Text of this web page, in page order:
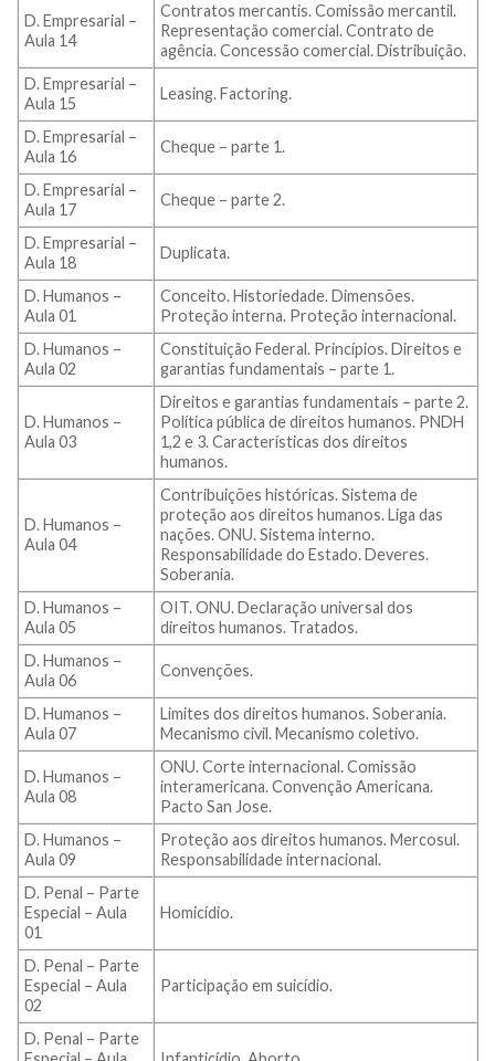
D. Empresarial –
Aula 14
Contratos mercantis. Comissão mercantil.
Representação comercial. Contrato de
agência. Concessão comercial. Distribuição.
D. Empresarial –
Aula 15
Leasing. Factoring.
D. Empresarial –
Aula 16
Cheque – parte 1.
D. Empresarial –
Aula 17
Cheque – parte 2.
D. Empresarial –
Aula 18
Duplicata.
D. Humanos –
Aula 01
Conceito. Historiedade. Dimensões.
Proteção interna. Proteção internacional.
D. Humanos –
Aula 02
Constituição Federal. Princípios. Direitos e
garantias fundamentais – parte 1.
D. Humanos –
Aula 03
Direitos e garantias fundamentais – parte 2.
Política pública de direitos humanos. PNDH
1,2 e 3. Características dos direitos
humanos.
D. Humanos –
Aula 04
Contribuições históricas. Sistema de
proteção aos direitos humanos. Liga das
nações. ONU. Sistema interno.
Responsabilidade do Estado. Deveres.
Soberania.
D. Humanos –
Aula 05
OIT. ONU. Declaração universal dos
direitos humanos. Tratados.
D. Humanos –
Aula 06
Convenções.
D. Humanos –
Aula 07
Limites dos direitos humanos. Soberania.
Mecanismo civil. Mecanismo coletivo.
D. Humanos –
Aula 08
ONU. Corte internacional. Comissão
interamericana. Convenção Americana.
Pacto San Jose.
D. Humanos –
Aula 09
Proteção aos direitos humanos. Mercosul.
Responsabilidade internacional.
D. Penal – Parte
Especial – Aula
01
Homicídio.
D. Penal – Parte
Especial – Aula
02
Participação em suicídio.
D. Penal – Parte